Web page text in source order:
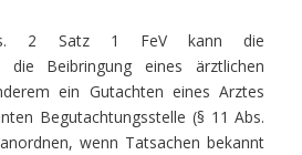
2 Satz 1 FeV kann die
die Beibringung eines ärztlichen
ein Gutachten eines Arztes
Begutachtungsstelle (§ 11 Abs.
wenn Tatsachen bekannt